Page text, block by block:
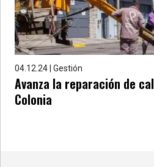
04.12.24 | Gestión
Avanza la reparación de
Colonia